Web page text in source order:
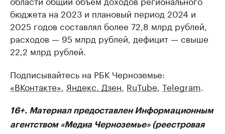
бюджета на 2023 и плановый период 2024 и
2025 годов составлял более 72,8 млрд рублей,
расходов — 95 млрд рублей, дефицит — свыше
22,2 млрд рублей.
Подписывайтесь на РБК Черноземье:
«ВКонтакте», Яндекс. Дзен, RuTube, Telegram.
16+. Материал предоставлен Информационным
агентством «Медиа Черноземье» (реестровая